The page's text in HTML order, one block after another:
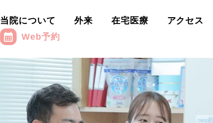
当院について 外来 在宅医療 アクセス
calendar_month Web予約